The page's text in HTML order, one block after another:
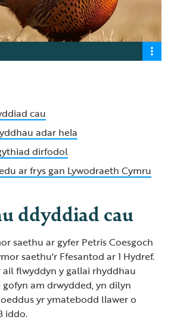
cau
adar hela
dirfodol
ar frys gan Lywodraeth Cymru
ddyddiad cau
saethu ar gyfer Petris Coesgoch
saethu'r Ffesantod ar 1 Hydref.
flwyddyn y gallai rhyddhau
am drwydded, yn dilyn
yr ymatebodd llawer o
iddo.